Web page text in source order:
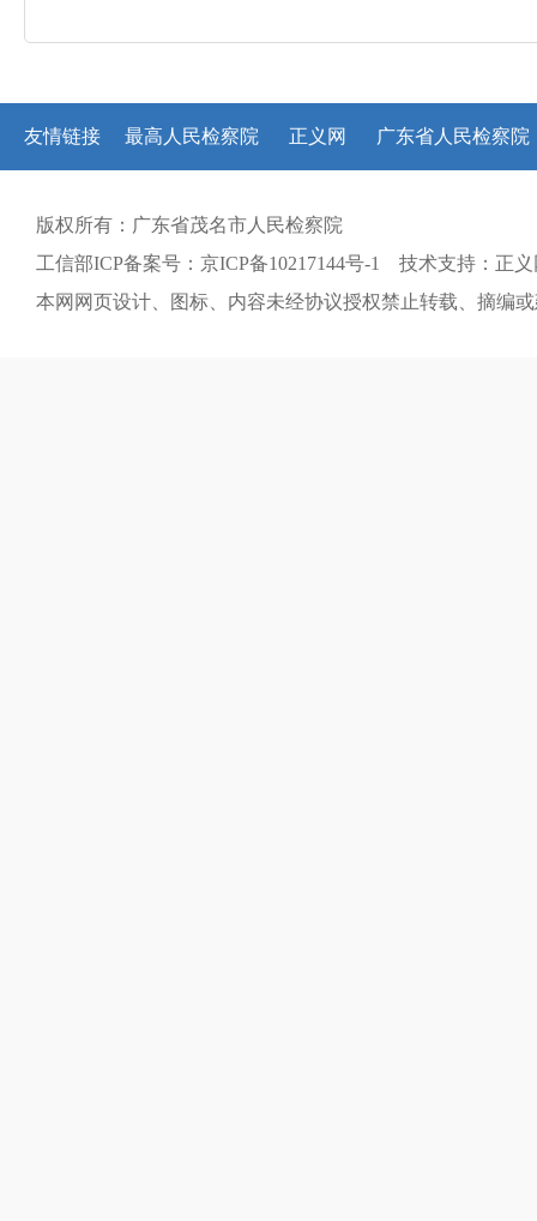
友情链接 最高人民检察院 正义网 广东省人民检察院
版权所有：广东省茂名市人民检察院
工信部ICP备案号：京ICP备10217144号-1 技术支持：正义
本网网页设计、图标、内容未经协议授权禁止转载、摘编